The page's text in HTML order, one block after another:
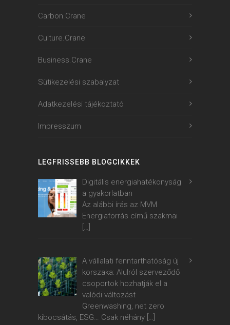
Carbon.Crane
Culture.Crane
Business.Crane
Sütikezelési szabalyzat
Adatkezelési tájékoztató
Impresszum
LEGFRISSEBB BLOGCIKKEK
Digitális energiahatékonyság
a gyakorlatban
Az alábbi írás az MVM
Energiaforrás című szakmai
[…]
A vállalati fenntarthatóság új
korszaka: Alulról szerveződő
csoportok hozhatják el a
valódi változást
Greenwashing, net zero
kibocsátás, ESG… Csak néhány […]